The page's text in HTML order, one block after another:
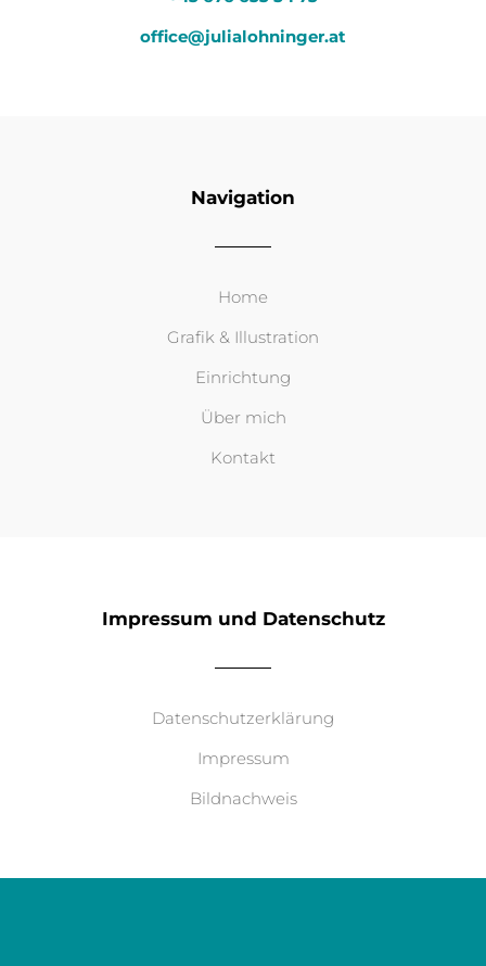
office@julialohninger.at
Navigation
Home
Grafik & Illustration
Einrichtung
Über mich
Kontakt
Impressum und Datenschutz
Datenschutzerklärung
Impressum
Bildnachweis